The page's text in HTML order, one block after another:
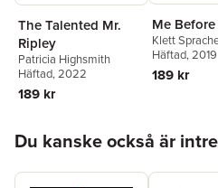
The Talented Mr.
Ripley
Patricia Highsmith
Häftad, 2022
189 kr
Me Before
Klett
Häftad, 2019
189 kr
Du kanske också är